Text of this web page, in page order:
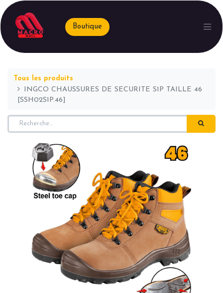
Boutique
Tous les produits
INGCO CHAUSSURES DE SECURITE S1P TAILLE 46
[SSH02S1P.46]